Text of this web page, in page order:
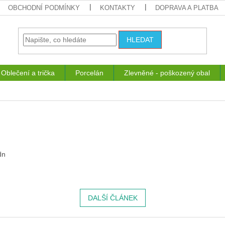
OBCHODNÍ PODMÍNKY KONTAKTY DOPRAVA A PLATBA
HLEDAT
Oblečení a trička Porcelán Zlevněné - poškozený obal
DALŠÍ ČLÁNEK